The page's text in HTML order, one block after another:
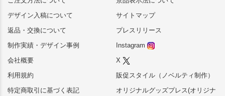
デザイン入稿について
返品・交換について
制作実績・デザイン事例
会社概要
利用規約
特定商取引に基づく表記
サイトマップ
プレスリリース
Instagram
X
販促スタイル（ノベルティ制作）
オリジナルグッズプレス(オリジナ